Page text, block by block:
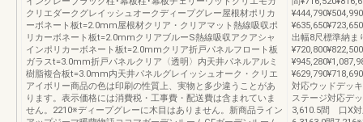
クリエダークグレイッシュオークディープグレー屋根材ポリカ
ーボネート板t=2.0mm屋根材クリア・クリアマット熱線吸収ポ
リカーボネート板t=2.0mmクリアブルーS熱線吸収アクアシャ
インポリカーボネート板t=2.0mmクリア折戸パネルフロート板
ガラスt=3.0mm折戸パネルクリア〈透明〉内天井パネルアルミ
樹脂複合板t=3.0mm内天井パネルグレイッシュオーク・クリエ
アイボリー商品の色は印刷の性質上、実物と多少違うことがあ
ります。表示価格には消費税・工事費・配送費は含まれていま
せん。2210※ディープグレーに木目はありません。新商品ライン
出幅8尺標準納ま
対応ウッドデッ
ステージ対応デ
3,610.5間 口X対